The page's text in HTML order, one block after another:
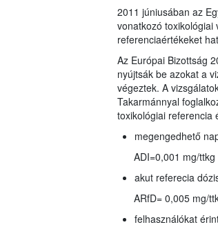
2011 júniusában az
vonatkozó toxikológiai
referenciaértékeket
Az Európai Bizottság
nyújtsák be azokat a
végeztek. A
Takarmánnyal
toxikológiai referencia
megengedhető
ADI=0,001 mg/ttkg
akut referecia
ARfD= 0,005 mg/
felhasználókat